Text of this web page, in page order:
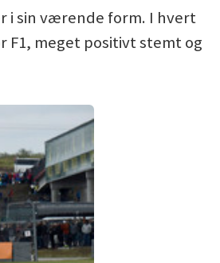
i sin værende form. I hvert
F1, meget positivt stemt og